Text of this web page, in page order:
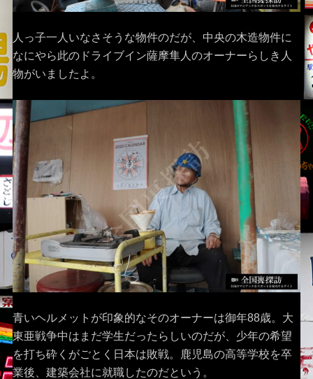
人っ子一人いなさそうな物件のだが、中央の木造物件に
なにやら此のドライブイン薩摩隼人のオーナーらしき人
物がいましたよ。
青いヘルメットが印象的なそのオーナーは御年88歳。大
東亜戦争中はまだ学生だったらしいのだが、少年の希望
を打ち砕くがごとく日本は敗戦。鹿児島の高等学校を卒
業後、建築会社に就職したのだという。